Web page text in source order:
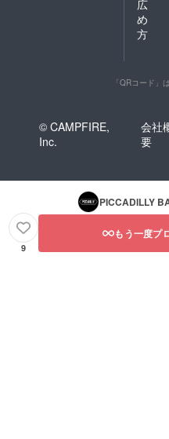
広
め
方
「QRコード」
© CAMPFIRE,
Inc.
会社
要
PICCADILLY
9
もう一度プ